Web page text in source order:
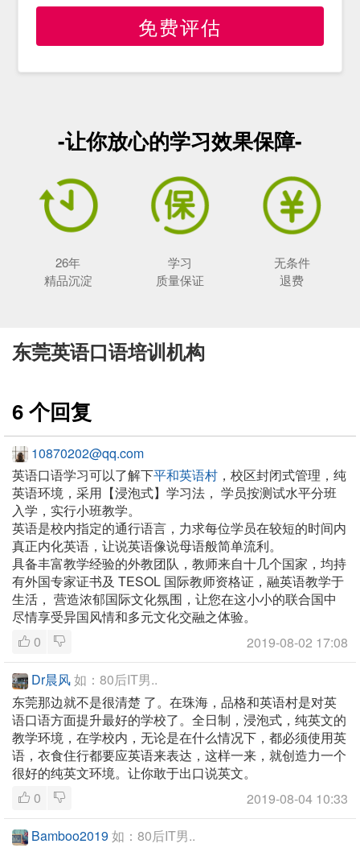
免费评估
-让你放心的学习效果保障-
26年
精品沉淀
学习
质量保证
无条件
退费
东莞英语口语培训机构
6 个回复
10870202@qq.com
英语口语学习可以了解下平和英语村 ，校区封闭式管理，纯
英语环境，采用【浸泡式】学习法， 学员按测试水平分班
入学，实行小班教学。
英语是校内指定的通行语言，力求每位学员在较短的时间内
真正内化英语，让说英语像说母语般简单流利。
具备丰富教学经验的外教团队，教师来自十几个国家，均持
有外国专家证书及 TESOL 国际教师资格证，融英语教学于
生活， 营造浓郁国际文化氛围，让您在这小小的联合国中
尽情享受异国风情和多元文化交融之体验。
0
2019-08-02 17:08
Dr晨风如：80后IT男..
东莞那边就不是很清楚 了。在珠海，品格和英语村是对英
语口语方面提升最好的学校了。全日制，浸泡式，纯英文的
教学环境，在学校内，无论是在什么情况下，都必须使用英
语，衣食住行都要应英语来表达，这样一来，就创造力一个
很好的纯英文环境。让你敢于出口说英文。
0
2019-08-04 10:33
Bamboo2019 如：80后IT男..